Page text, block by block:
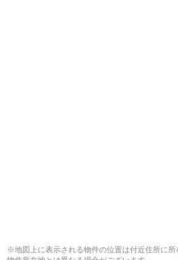
※地図上に表示される物件の位置は付近住所に